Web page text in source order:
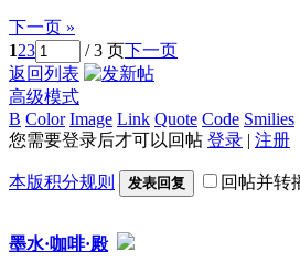
下一页 »
123 / 3 页下一页
返回列表
高级模式
B Color Image Link Quote Code Smilies
您需要登录后才可以回帖 登录 | 注册
本版积分规则 发表回复 回帖并转
墨水·咖啡·殿